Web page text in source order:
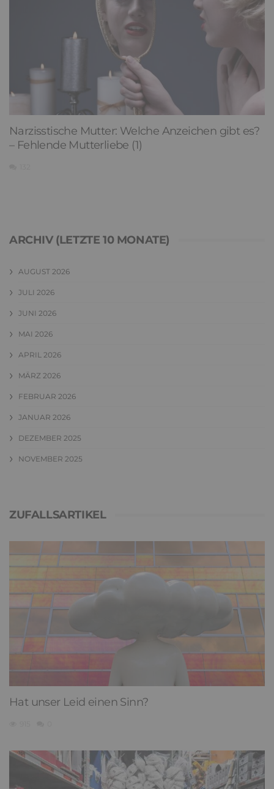
Narzisstische Mutter: Welche Anzeichen gibt es?
– Fehlende Mutterliebe (1)
ARCHIV (LETZTE 10 MONATE)
AUGUST 2026
JULI 2026
JUNI 2026
MAI 2026
APRIL 2026
MÄRZ 2026
FEBRUAR 2026
JANUAR 2026
DEZEMBER 2025
NOVEMBER 2025
ZUFALLSARTIKEL
Hat unser Leid einen Sinn?